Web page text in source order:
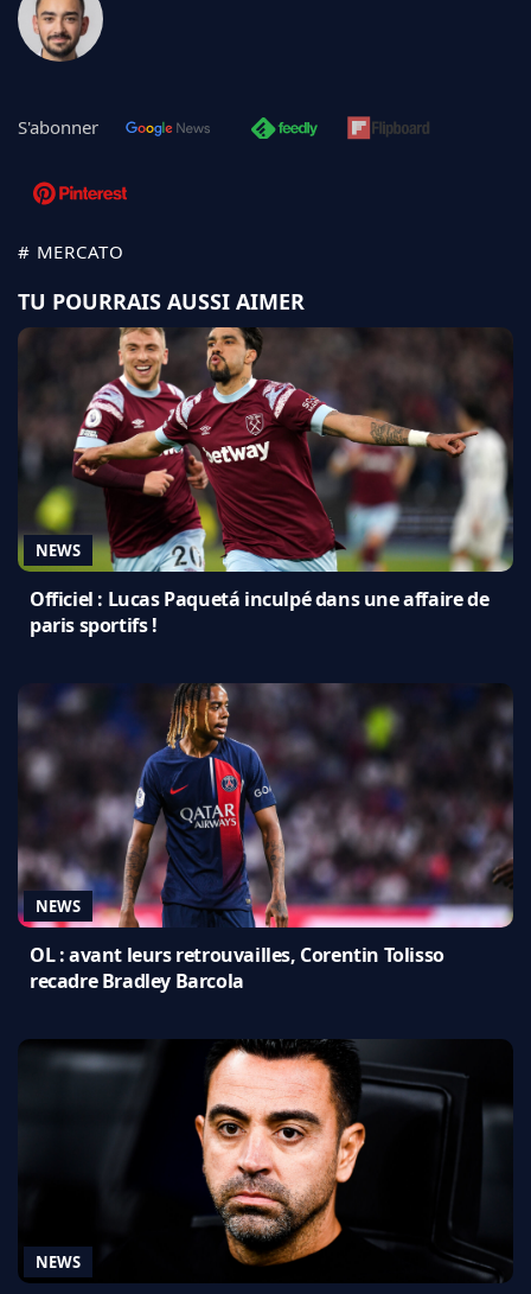
S'abonner
# MERCATO
TU POURRAIS AUSSI AIMER
NEWS
Officiel : Lucas Paquetá inculpé dans une affaire de
paris sportifs !
NEWS
OL : avant leurs retrouvailles, Corentin Tolisso
recadre Bradley Barcola
NEWS